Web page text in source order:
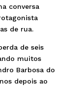
conversa
de rua.
de seis
muitos
Barbosa do
depois ao